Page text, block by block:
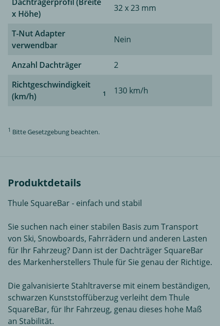
x Höhe)
32 x 23 mm
T-Nut Adapter
verwendbar
Nein
Anzahl Dachträger
2
Richtgeschwindigkeit
(km/h)
1 130 km/h
1 Bitte Gesetzgebung beachten.
Produktdetails
Thule SquareBar - einfach und stabil
Sie suchen nach einer stabilen Basis zum Transport
von Ski, Snowboards, Fahrrädern und anderen Lasten
für Ihr Fahrzeug? Dann ist der Dachträger SquareBar
des Markenherstellers Thule für Sie genau der Richtige.
Die galvanisierte Stahltraverse mit einem beständigen,
schwarzen Kunststoffüberzug verleiht dem Thule
SquareBar, für Ihr Fahrzeug, genau dieses hohe Maß
an Stabilität.